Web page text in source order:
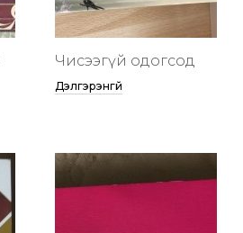
Чисээгүй одогсод
Дэлгэрэнгүй